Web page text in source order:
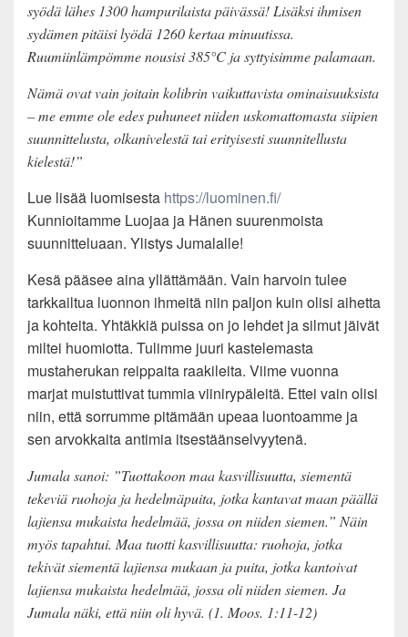
syödä lähes 1300 hampurilaista päivässä! Lisäksi ihmisen
sydämen pitäisi lyödä 1260 kertaa minuutissa.
Ruumiinlämpömme nousisi 385°C ja syttyisimme palamaan.
Nämä ovat vain joitain kolibrin vaikuttavista ominaisuuksista
– me emme ole edes puhuneet niiden uskomattomasta siipien
suunnittelusta, olkanivelestä tai erityisesti suunnitellusta
kielestä!”
Lue lisää luomisesta https://luominen.fi/
Kunnioitamme Luojaa ja Hänen suurenmoista
suunnitteluaan. Ylistys Jumalalle!
Kesä pääsee aina yllättämään. Vain harvoin tulee
tarkkailtua luonnon ihmeitä niin paljon kuin olisi aihetta
ja kohteita. Yhtäkkiä puissa on jo lehdet ja silmut jäivät
miltei huomiotta. Tulimme juuri kastelemasta
mustaherukan reippaita raakileita. Viime vuonna
marjat muistuttivat tummia viinirypäleitä. Ettei vain olisi
niin, että sorrumme pitämään upeaa luontoamme ja
sen arvokkaita antimia itsestäänselvyytenä.
Jumala sanoi: ”Tuottakoon maa kasvillisuutta, siementä
tekeviä ruohoja ja hedelmäpuita, jotka kantavat maan päällä
lajiensa mukaista hedelmää, jossa on niiden siemen.” Näin
myös tapahtui. Maa tuotti kasvillisuutta: ruohoja, jotka
tekivät siementä lajiensa mukaan ja puita, jotka kantoivat
lajiensa mukaista hedelmää, jossa oli niiden siemen. Ja
Jumala näki, että niin oli hyvä. (1. Moos. 1:11-12)